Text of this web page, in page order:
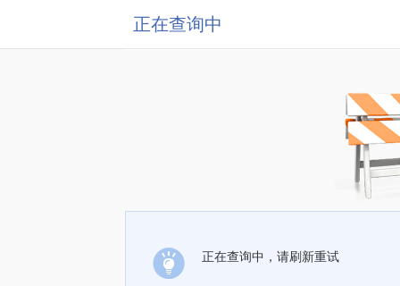
正在查询中
正在查询中，请刷新重试